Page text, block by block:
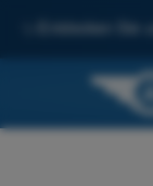
Entdecken